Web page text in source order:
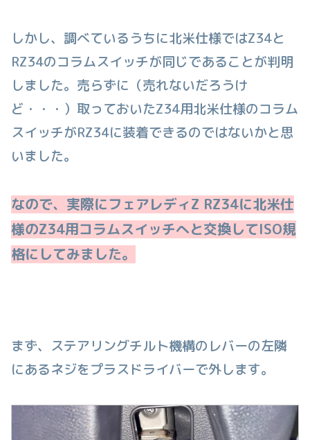
しかし、調べているうちに北米仕様ではZ34と
RZ34のコラムスイッチが同じであることが判明
しました。売らずに（売れないだろうけ
ど・・・）取っておいたZ34用北米仕様のコラム
スイッチがRZ34に装着できるのではないかと思
いました。
なので、実際にフェアレディZ RZ34に北米仕
様のZ34用コラムスイッチへと交換してISO規
格にしてみました。
まず、ステアリングチルト機構のレバーの左隣
にあるネジをプラスドライバーで外します。